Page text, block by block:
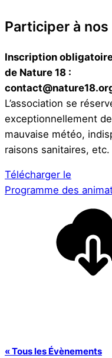
Participer à
Inscription
de Nature 18 :
L’association se
exceptionnellement
mauvaise météo,
raisons sanitaires, etc.
Télécharger le
Programme des
« Tous les Évènements